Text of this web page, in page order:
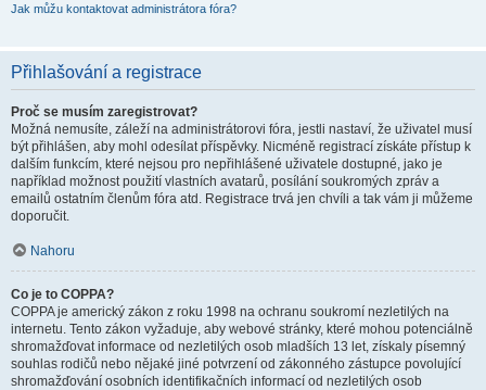
Jak můžu kontaktovat administrátora fóra?
Přihlašování a registrace
Proč se musím zaregistrovat?
Možná nemusíte, záleží na administrátorovi fóra, jestli nastaví, že uživatel musí
být přihlášen, aby mohl odesílat příspěvky. Nicméně registrací získáte přístup k
dalším funkcím, které nejsou pro nepřihlášené uživatele dostupné, jako je
například možnost použití vlastních avatarů, posílání soukromých zpráv a
emailů ostatním členům fóra atd. Registrace trvá jen chvíli a tak vám ji můžeme
doporučit.
Nahoru
Co je to COPPA?
COPPA je americký zákon z roku 1998 na ochranu soukromí nezletilých na
internetu. Tento zákon vyžaduje, aby webové stránky, které mohou potenciálně
shromažďovat informace od nezletilých osob mladších 13 let, získaly písemný
souhlas rodičů nebo nějaké jiné potvrzení od zákonného zástupce povolující
shromažďování osobních identifikačních informací od nezletilých osob